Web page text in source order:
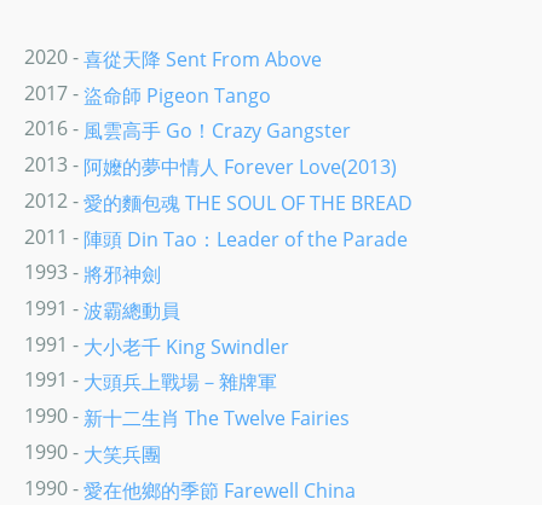
2020 -喜從天降 Sent From Above
2017 -盜命師 Pigeon Tango
2016 - 風雲高手 Go！Crazy Gangster
2013 - 阿嬤的夢中情人 Forever Love(2013)
2012 -愛的麵包魂 THE SOUL OF THE BREAD
2011 - 陣頭 Din Tao：Leader of the Parade
1993 - 將邪神劍
1991 -波霸總動員
1991 - 大小老千 King Swindler
1991 - 大頭兵上戰場－雜牌軍
1990 - 新十二生肖 The Twelve Fairies
1990 - 大笑兵團
1990 -愛在他鄉的季節 Farewell China